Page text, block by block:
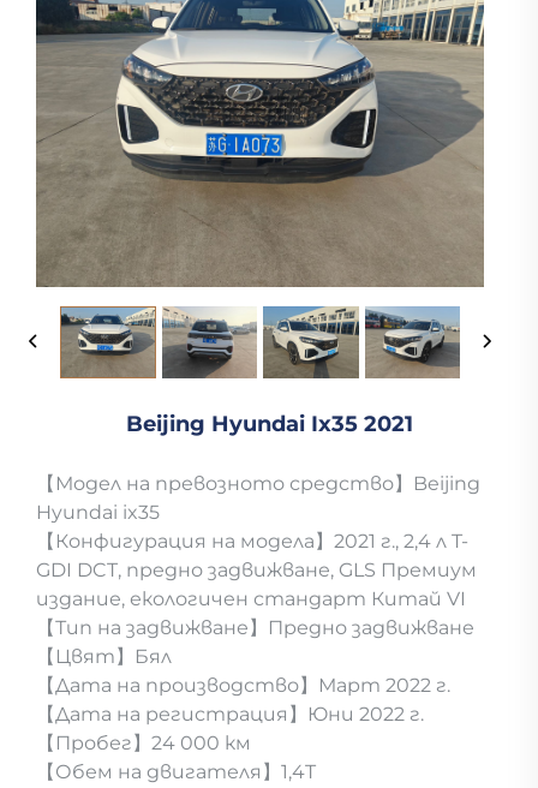
Beijing Hyundai Ix35 2021
【Модел на превозното средство】Beijing
Hyundai ix35
【Конфигурация на модела】2021 г., 2,4 л T-
GDI DCT, предно задвижване, GLS Премиум
издание, екологичен стандарт Китай VI
【Тип на задвижване】Предно задвижване
【Цвят】Бял
【Дата на производство】Март 2022 г.
【Дата на регистрация】Юни 2022 г.
【Пробег】24 000 км
【Обем на двигателя】1,4T